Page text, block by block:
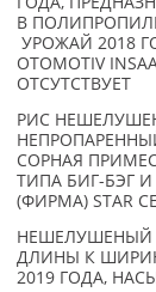
В
УРОЖАЙ 2018
OTOMOTIV
ОТСУТСТВУЕТ
РИС
СОРНАЯ
ТИПА БИГ-БЭГ
(ФИРМА) STAR
НЕШЕЛУШЕНЫЙ
ДЛИНЫ К
2019 ГОДА,